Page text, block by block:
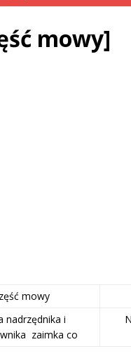
CIEKAWOSTKI I NIE
mowy]
mowy
nadrzędnika i
zaimka co